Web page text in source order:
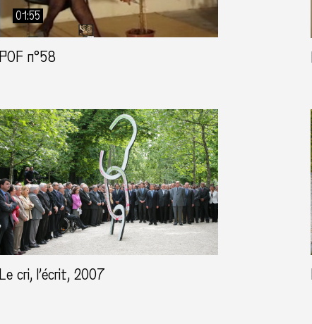
01:55
POF n°58
Le cri, l’écrit, 2007